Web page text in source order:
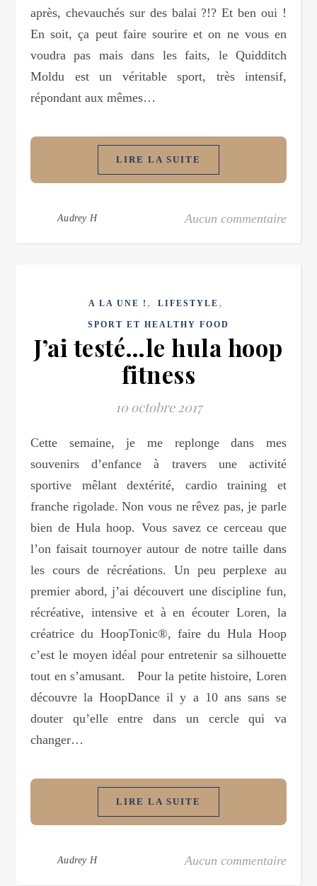
après, chevauchés sur des balai ?!? Et ben oui !
En soit, ça peut faire sourire et on ne vous en
voudra pas mais dans les faits, le Quidditch
Moldu est un véritable sport, très intensif,
répondant aux mêmes…
LIRE LA SUITE
Audrey H Aucun commentaire
A LA UNE ! , LIFESTYLE ,
SPORT ET HEALTHY FOOD
J’ai testé…le hula hoop
fitness
10 octobre 2017
Cette semaine, je me replonge dans mes
souvenirs d’enfance à travers une activité
sportive mêlant dextérité, cardio training et
franche rigolade. Non vous ne rêvez pas, je parle
bien de Hula hoop. Vous savez ce cerceau que
l’on faisait tournoyer autour de notre taille dans
les cours de récréations. Un peu perplexe au
premier abord, j’ai découvert une discipline fun,
récréative, intensive et à en écouter Loren, la
créatrice du HoopTonic®, faire du Hula Hoop
c’est le moyen idéal pour entretenir sa silhouette
tout en s’amusant. Pour la petite histoire, Loren
découvre la HoopDance il y a 10 ans sans se
douter qu’elle entre dans un cercle qui va
changer…
LIRE LA SUITE
Audrey H Aucun commentaire